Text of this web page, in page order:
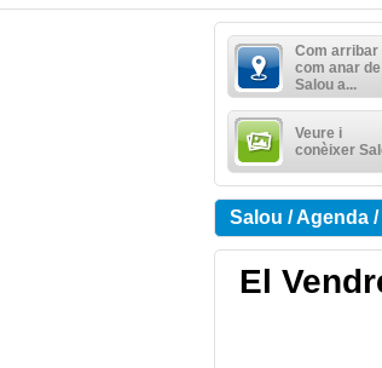
Com arribar
com anar de
Salou a...
Veure i
conèixer
Salou / Agenda
El